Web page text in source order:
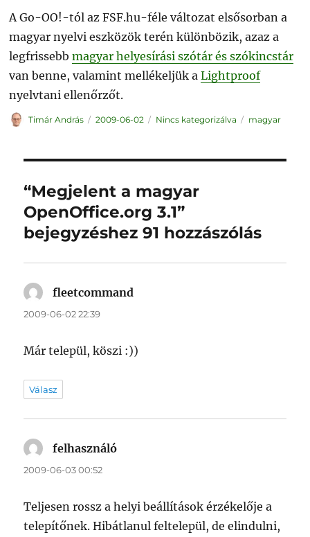
A Go-OO!-tól az FSF.hu-féle változat elsősorban a
magyar nyelvi eszközök terén különbözik, azaz a
legfrissebbmagyar helyesírási szótár és szókincstár
van benne, valamint mellékeljük aLightproof
nyelvtani ellenőrzőt.
Szerző
Timár András Közzétéve
2009-06-02 Kategória
Nincs kategorizálva Címke
magyar
“Megjelent a magyar
OpenOffice.org 3.1”
bejegyzéshez 91 hozzászólás
fleetcommand
2009-06-02 22:39
Már települ, köszi :))
Válasz
felhasználó
2009-06-03 00:52
Teljesen rossz a helyi beállítások érzékelője a
telepítőnek. Hibátlanul feltelepül, de elindulni,